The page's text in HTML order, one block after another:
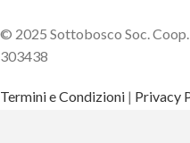
© 2025 Sottobosco Soc.
303438
Termini e Condizioni | Privacy